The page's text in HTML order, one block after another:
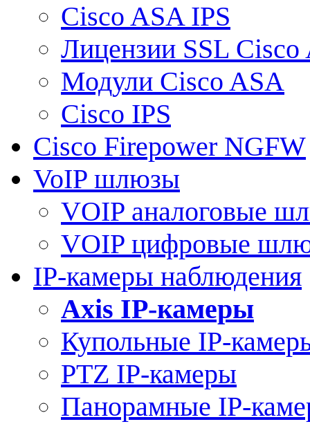
Cisco ASA IPS
Лицензии SSL Cisco
Модули Cisco ASA
Cisco IPS
Cisco Firepower NGFW
VoIP шлюзы
VOIP аналоговые
VOIP цифровые
IP-камеры наблюдения
Axis IP-камеры
Купольные IP-
PTZ IP-камеры
Панорамные IP-